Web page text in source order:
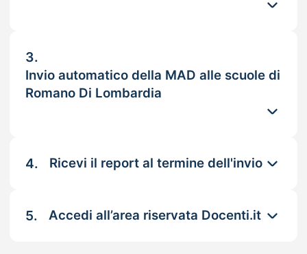
3.
Invio automatico della MAD alle scuole di
Romano Di Lombardia
4. Ricevi il report al termine dell'invio
5. Accedi all’area riservata Docenti.it